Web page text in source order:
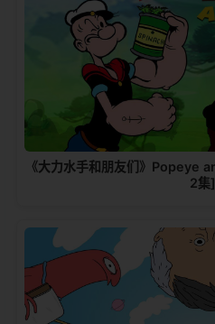
《大力水手和朋友们》Popeye
2集]